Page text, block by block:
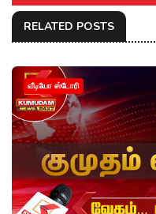
RELATED POSTS
வீடியோ ஸ்டோரி